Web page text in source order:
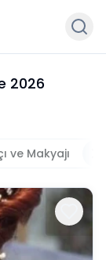
2026
ve Makyajı